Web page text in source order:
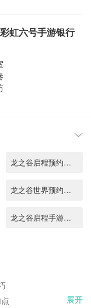
虹六号手游银行
龙之谷启程预约地址在哪
龙之谷世界预约地址
龙之谷启程手游下载地址分享
龙之谷启程手游预约渠道在哪展开